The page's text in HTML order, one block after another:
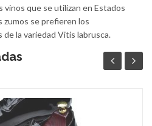
vinos que se utilizan en Estados
zumos se prefieren los
la variedad Vitis labrusca.